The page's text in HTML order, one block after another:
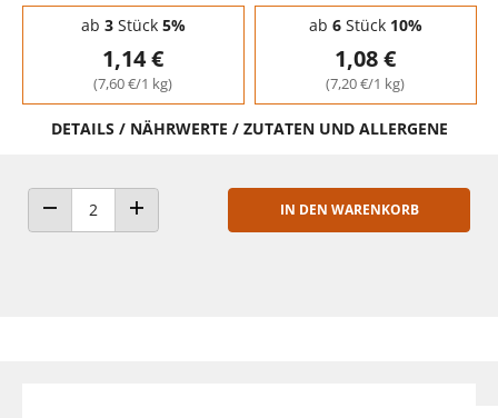
Staffelpreise - Mengenrabatt
ab 3Stück 5%
1,14 €
(7,60 €/1 kg)
ab 6Stück 10%
1,08 €
(7,20 €/1 kg)
DETAILS / NÄHRWERTE / ZUTATEN UND ALLERGENE
ANZAHL VERRINGERNANZAHL ERHÖHEN
IN DEN WARENKORB